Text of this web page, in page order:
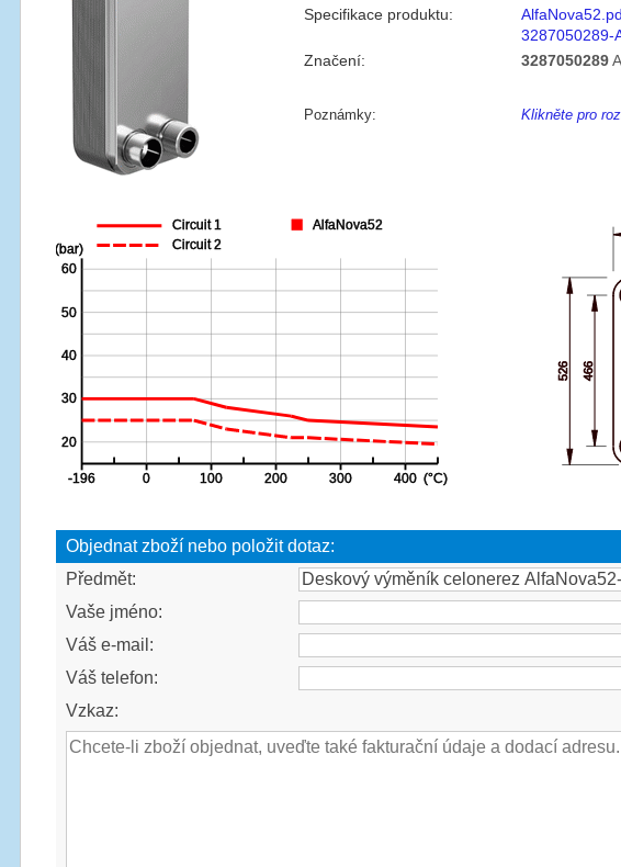
Specifikace produktu:
3287050289-
Značení:
3287050289
Poznámky: Klikněte pro
Objednat zboží nebo položit dotaz:
Předmět:
Vaše jméno:
Váš e-mail:
Váš telefon:
Vzkaz: